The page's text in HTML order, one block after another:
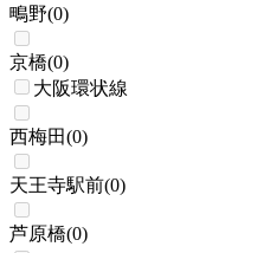
鴫野(0)
京橋(0)
大阪環状線
西梅田(0)
天王寺駅前(0)
芦原橋(0)